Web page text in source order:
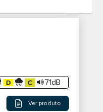
71dB
Ver produto